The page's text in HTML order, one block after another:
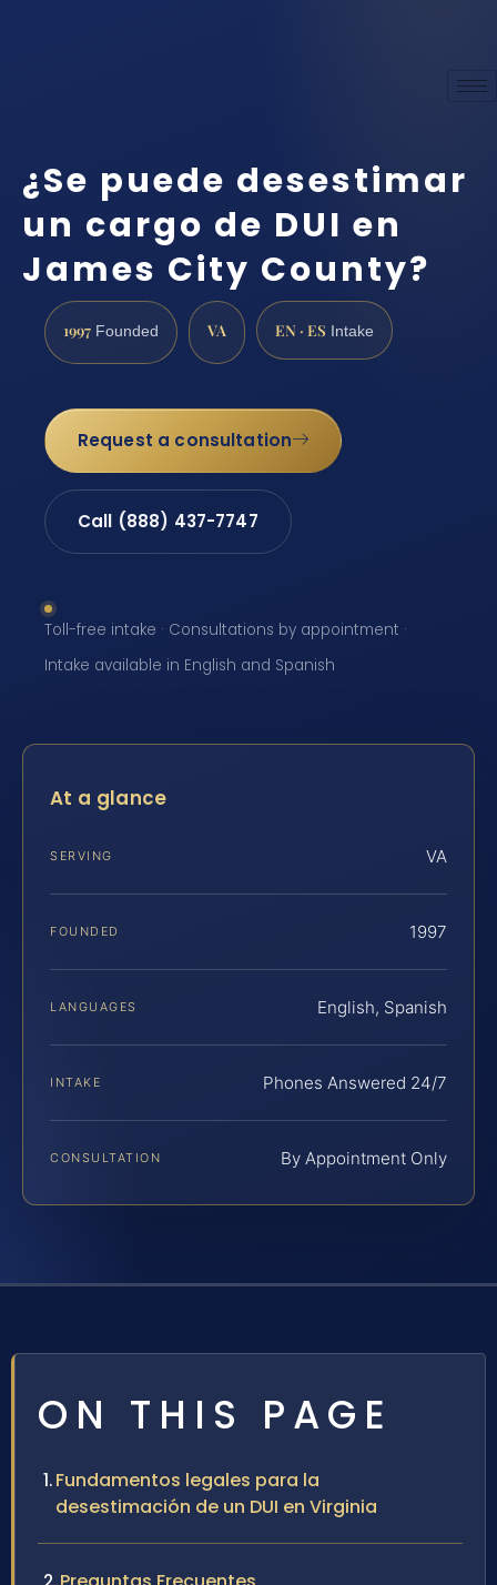
¿Se puede desestimar
un cargo de DUI en
James City County?
1997 Founded VA EN · ES Intake
Request a consultation
Call (888) 437-7747
Toll-free intake · Consultations by appointment ·
Intake available in English and Spanish
At a glance
SERVING VA
FOUNDED 1997
LANGUAGES English, Spanish
INTAKE Phones Answered 24/7
CONSULTATION By Appointment Only
ON THIS PAGE
Fundamentos legales para la
desestimación de un DUI en Virginia